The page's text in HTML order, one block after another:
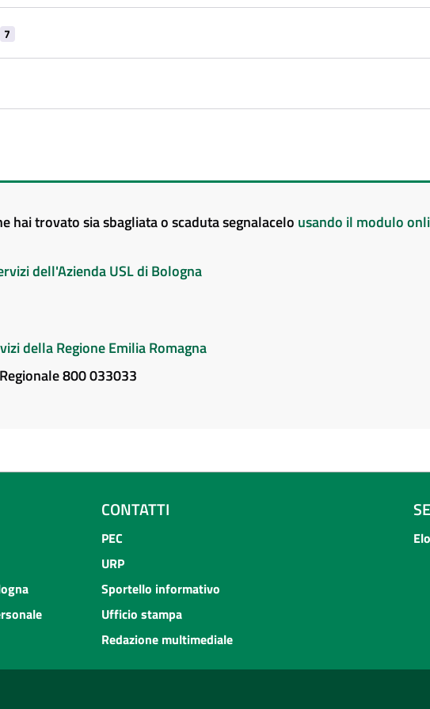
7
hai trovato sia sbagliata o scaduta segnalacelo usando il modulo
dell'Azienda USL di Bologna
della Regione Emilia Romagna
800 033033
CONTATTI
PEC
URP
Sportello informativo
Ufficio stampa
Redazione multimediale